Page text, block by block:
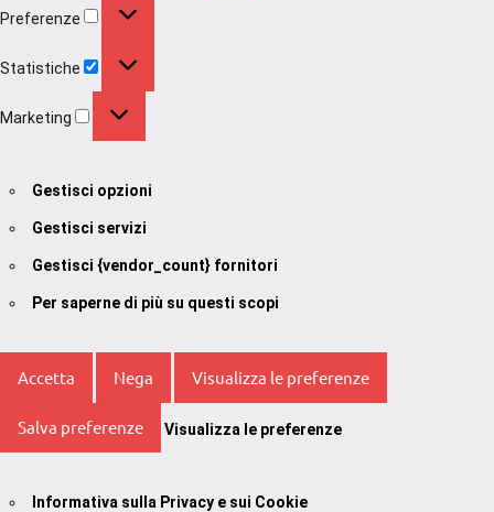
Preferenze
Statistiche
Marketing
Gestisci opzioni
Gestisci servizi
Gestisci {vendor_count} fornitori
Per saperne di più su questi scopi
Accetta Nega Visualizza le preferenze
Salva preferenze Visualizza le preferenze
Informativa sulla Privacy e sui Cookie